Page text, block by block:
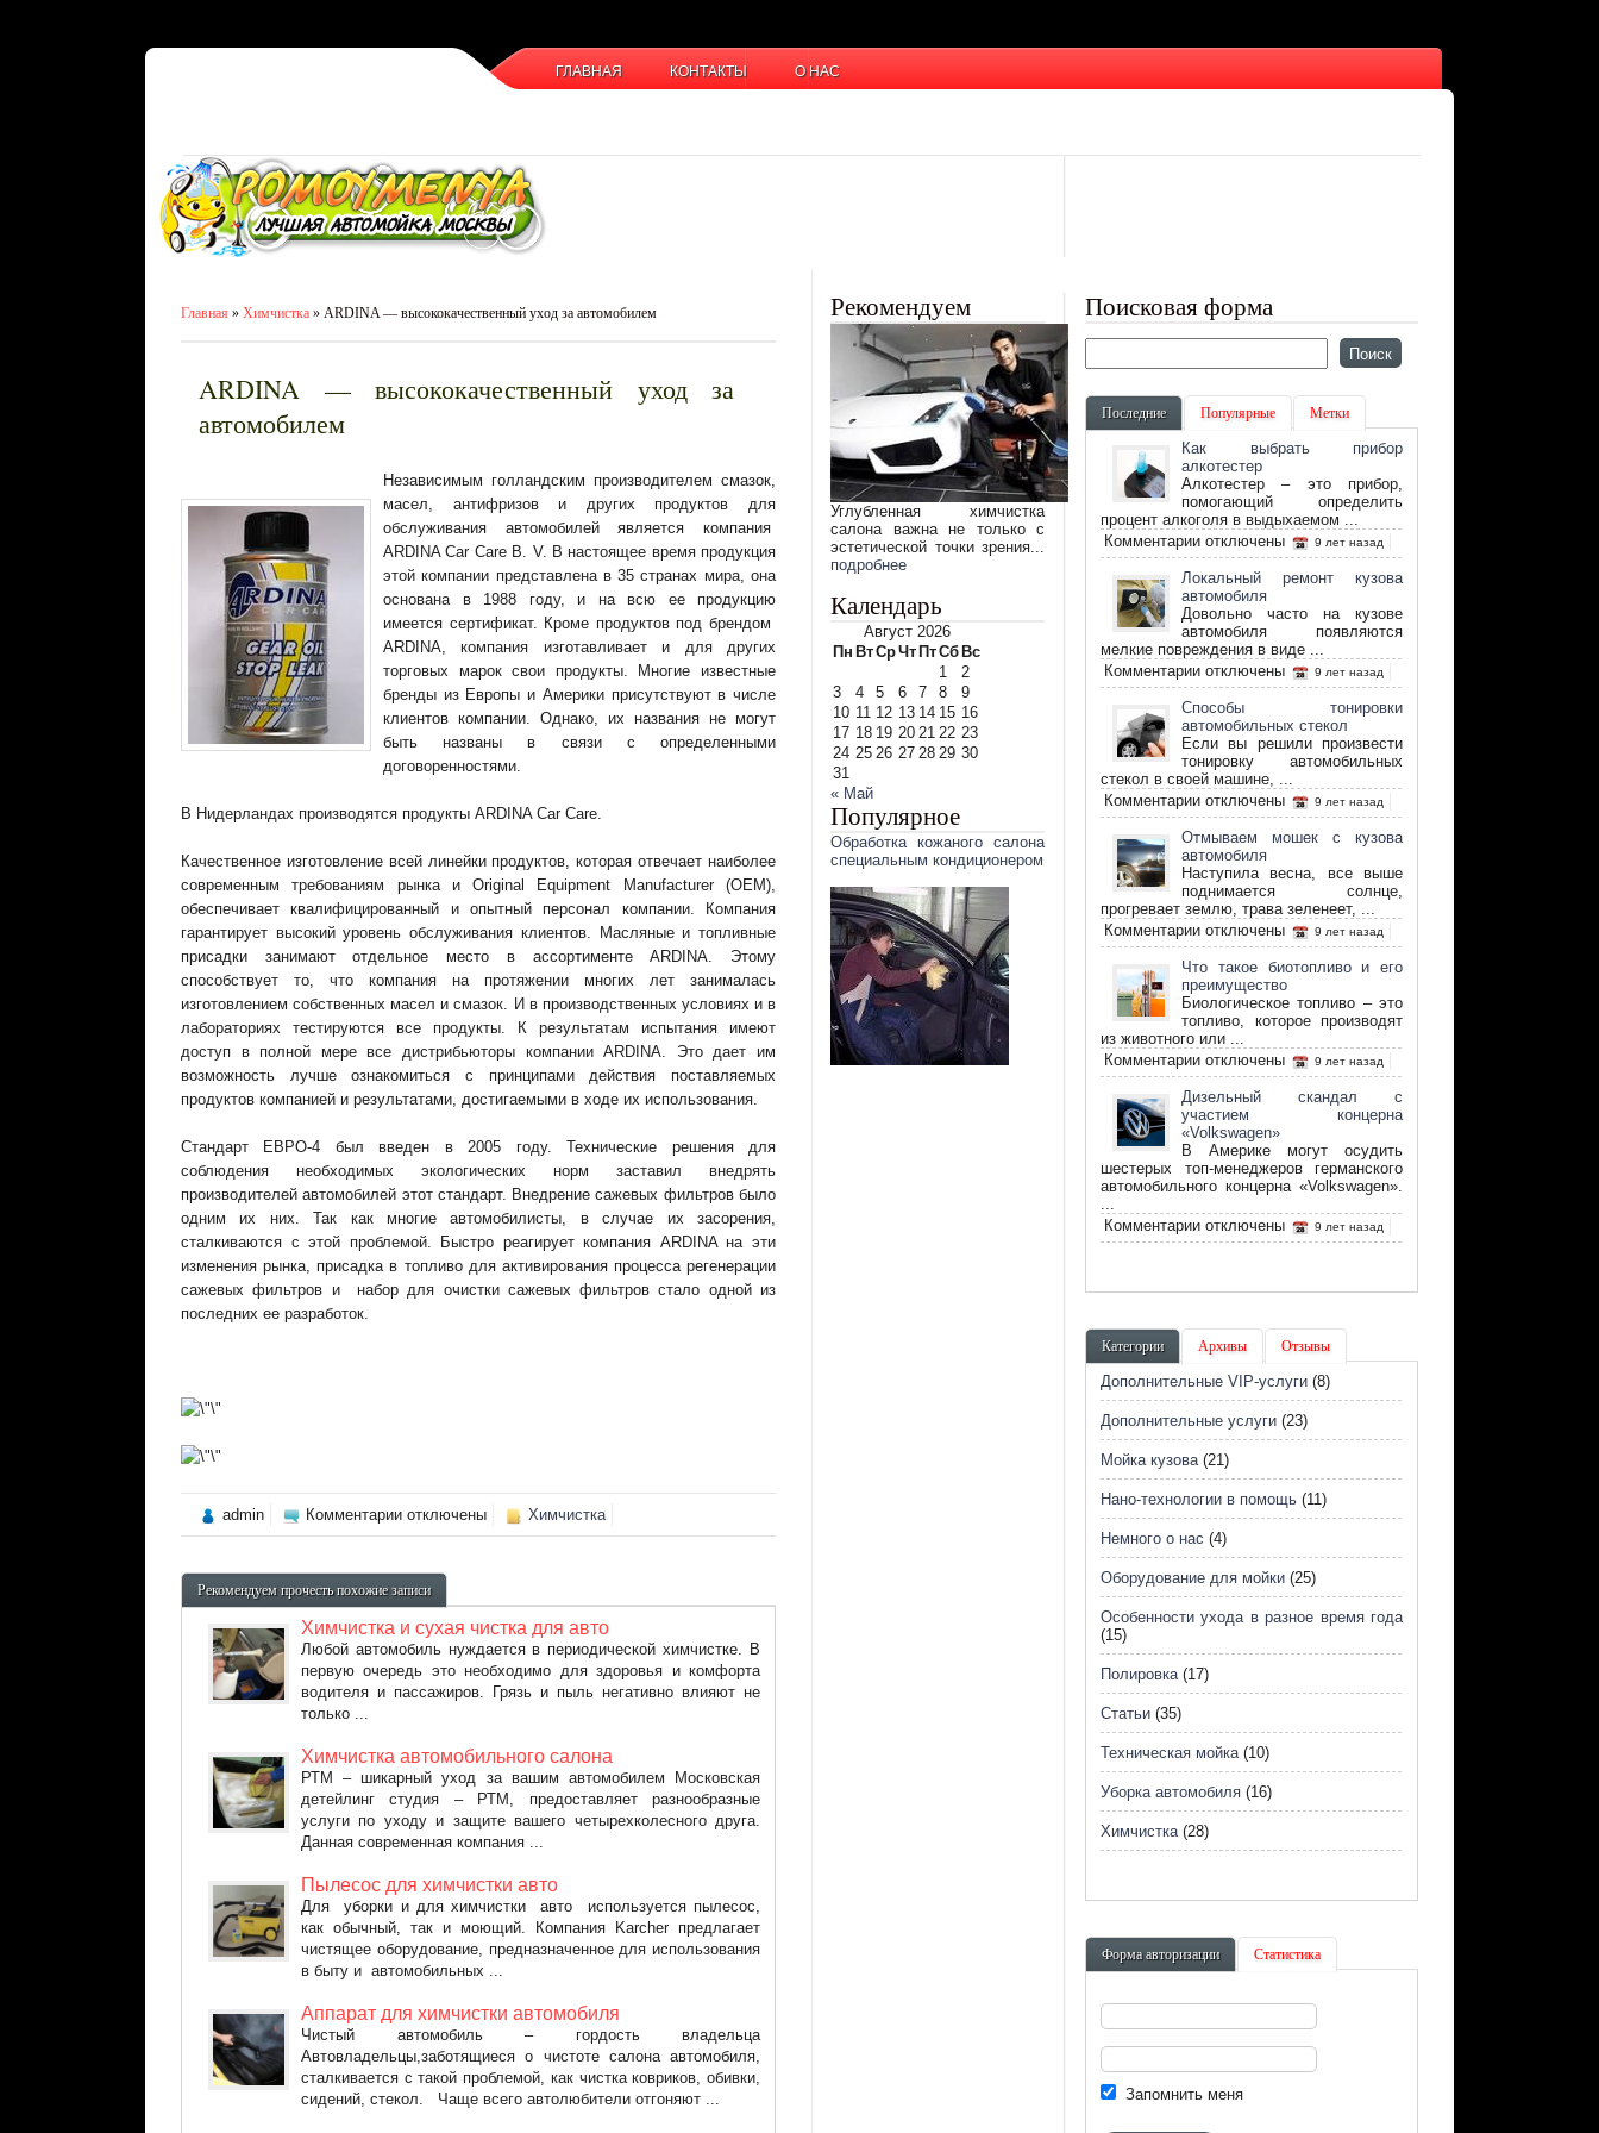
ГЛАВНАЯ КОНТАКТЫ О НАС
Главная » Химчистка » ARDINA — высококачественный уход за автомобилем
ARDINA — высококачественный уход за
автомобилем
Независимым голландским производителем смазок,
масел, антифризов и других продуктов для
обслуживания автомобилей является компания
ARDINA Car Care B. V. В настоящее время продукция
этой компании представлена в 35 странах мира, она
основана в 1988 году, и на всю ее продукцию
имеется сертификат. Кроме продуктов под брендом
ARDINA, компания изготавливает и для других
торговых марок свои продукты. Многие известные
бренды из Европы и Америки присутствуют в числе
клиентов компании. Однако, их названия не могут
быть названы в связи с определенными
договоренностями.
В Нидерландах производятся продукты ARDINA Car Care.
Качественное изготовление всей линейки продуктов, которая отвечает наиболее
современным требованиям рынка и Original Equipment Manufacturer (OEM),
обеспечивает квалифицированный и опытный персонал компании. Компания
гарантирует высокий уровень обслуживания клиентов. Масляные и топливные
присадки занимают отдельное место в ассортименте ARDINA. Этому
способствует то, что компания на протяжении многих лет занималась
изготовлением собственных масел и смазок. И в производственных условиях и в
лабораториях тестируются все продукты. К результатам испытания имеют
доступ в полной мере все дистрибьюторы компании ARDINA. Это дает им
возможность лучше ознакомиться с принципами действия поставляемых
продуктов компанией и результатами, достигаемыми в ходе их использования.
Стандарт ЕВРО-4 был введен в 2005 году. Технические решения для
соблюдения необходимых экологических норм заставил внедрять
производителей автомобилей этот стандарт. Внедрение сажевых фильтров было
одним их них. Так как многие автомобилисты, в случае их засорения,
сталкиваются с этой проблемой. Быстро реагирует компания ARDINA на эти
изменения рынка, присадка в топливо для активирования процесса регенерации
сажевых фильтров и набор для очистки сажевых фильтров стало одной из
последних ее разработок.
admin Комментариик
записи
высококачественный
уход
за
автомобилем
отключены Химчистка
Рекомендуем прочесть похожие записи
Химчистка и сухая чистка для авто
Любой автомобиль нуждается в периодической химчистке. В
первую очередь это необходимо для здоровья и комфорта
водителя и пассажиров. Грязь и пыль негативно влияют не
только ...
Химчистка автомобильного салона
РТМ – шикарный уход за вашим автомобилем Московская
детейлинг студия – РТМ, предоставляет разнообразные
услуги по уходу и защите вашего четырехколесного друга.
Данная современная компания ...
Пылесос для химчистки авто
Для уборки и для химчистки авто используется пылесос,
как обычный, так и моющий. Компания Karcher предлагает
чистящее оборудование, предназначенное для использования
в быту и автомобильных ...
Аппарат для химчистки автомобиля
Чистый автомобиль – гордость владельца
Автовладельцы,заботящиеся о чистоте салона автомобиля,
сталкивается с такой проблемой, как чистка ковриков, обивки,
сидений, стекол. Чаще всего автолюбители отгоняют ...
Рекомендуем
Углубленная химчистка
салона важна не только с
эстетической точки зрения...
подробнее
Календарь
Август 2026
Пн ВтСрЧт ПтСб Вс
1
2
3
4 5 6 7 8
9
10 11 12 13 14 15 16
17 18 19 20 21 22 23
24 25 26 27 28 29 30
31
« Май
Популярное
Обработка кожаного салона
специальным кондиционером
Поисковая форма
Последние Популярные Метки
Как выбрать прибор
алкотестер
Алкотестер – это прибор,
помогающий определить
процент алкоголя в выдыхаемом ...
Комментариик
записи
Как
выбрать
прибор
алкотестер
отключены 9 лет назад
Локальный ремонт кузова
автомобиля
Довольно часто на кузове
автомобиля появляются
мелкие повреждения в виде ...
Комментариик
записи
Локальный
ремонт
кузова
автомобиля
отключены 9 лет назад
Способы тонировки
автомобильных стекол
Если вы решили произвести
тонировку автомобильных
стекол в своей машине, ...
Комментариик
записи
Способы
тонировки
автомобильных
стекол
отключены 9 лет назад
Отмываем мошек с кузова
автомобиля
Наступила весна, все выше
поднимается солнце,
прогревает землю, трава зеленеет, ...
Комментариик
записи
Отмываем
мошек
с
кузова
автомобиля
отключены 9 лет назад
Что такое биотопливо и его
преимущество
Биологическое топливо – это
топливо, которое производят
из животного или ...
Комментариик
записи
Что
такое
биотопливо
его
преимущество
отключены 9 лет назад
Дизельный скандал с
участием концерна
«Volkswagen»
В Америке могут осудить
шестерых топ-менеджеров германского
автомобильного концерна «Volkswagen».
...
Комментариик
записи
с
концерна
«Volkswagen»
отключены 9 лет назад
Категории Архивы Отзывы
Дополнительные VIP-услуги (8)
Дополнительные услуги (23)
Мойка кузова(21)
Нано-технологии в помощь (11)
Немного о нас (4)
Оборудование для мойки (25)
Особенности ухода в разное время года
(15)
Полировка(17)
Статьи (35)
Техническая мойка(10)
Уборка автомобиля (16)
Химчистка(28)
Форма авторизации Статистика
Запомнить меня